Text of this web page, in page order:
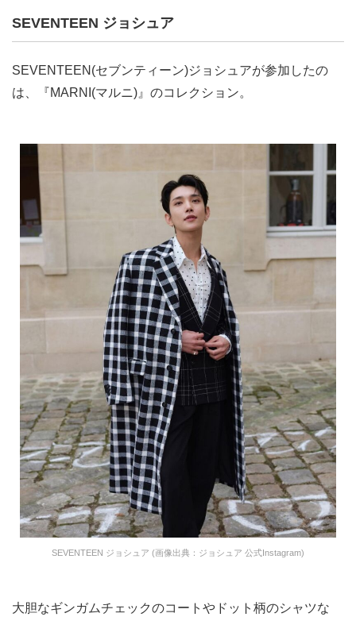
SEVENTEEN ジョシュア
SEVENTEEN(セブンティーン)ジョシュアが参加したの
は、『MARNI(マルニ)』のコレクション。
SEVENTEEN ジョシュア (画像出典：ジョシュア 公式Instagram)
大胆なギンガムチェックのコートやドット柄のシャツな